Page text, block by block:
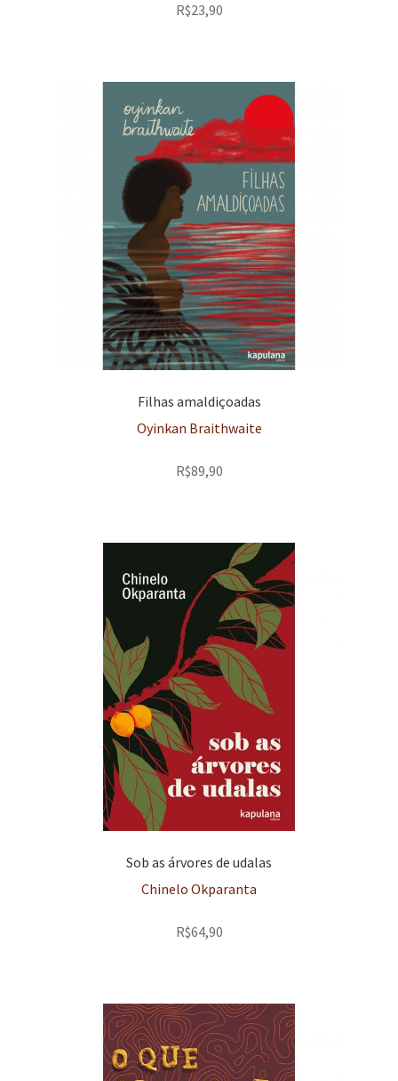
R$23,90
Filhas amaldiçoadas
Oyinkan Braithwaite
R$89,90
Sob as árvores de udalas
Chinelo Okparanta
R$64,90